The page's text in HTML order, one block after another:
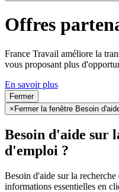
Offres
France Travail améliore la
vous proposant plus
En savoir plus
Fermer
× Fermer la fenêtre Besoin
Besoin d'aide sur
d'emploi ?
Besoin d'aide sur la
informations essentielles en